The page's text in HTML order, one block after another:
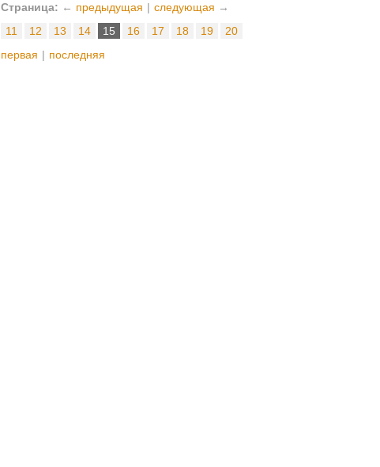
Страница: ← предыдущая | следующая →
11
12 13 14 15 16 17 18 19
20
первая | последняя